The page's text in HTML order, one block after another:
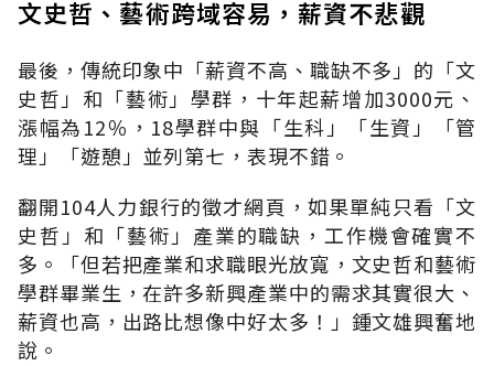
文史哲、藝術跨域容易，薪資不悲觀
最後，傳統印象中「薪資不高、職缺不多」的「文
史哲」和「藝術」學群，十年起薪增加3000元、
漲幅為12％，18學群中與「生科」「生資」「管
理」「遊憩」並列第七，表現不錯。
翻開104人力銀行的徵才網頁，如果單純只看「文
史哲」和「藝術」產業的職缺，工作機會確實不
多。「但若把產業和求職眼光放寬，文史哲和藝術
學群畢業生，在許多新興產業中的需求其實很大、
薪資也高，出路比想像中好太多！」鍾文雄興奮地
說。